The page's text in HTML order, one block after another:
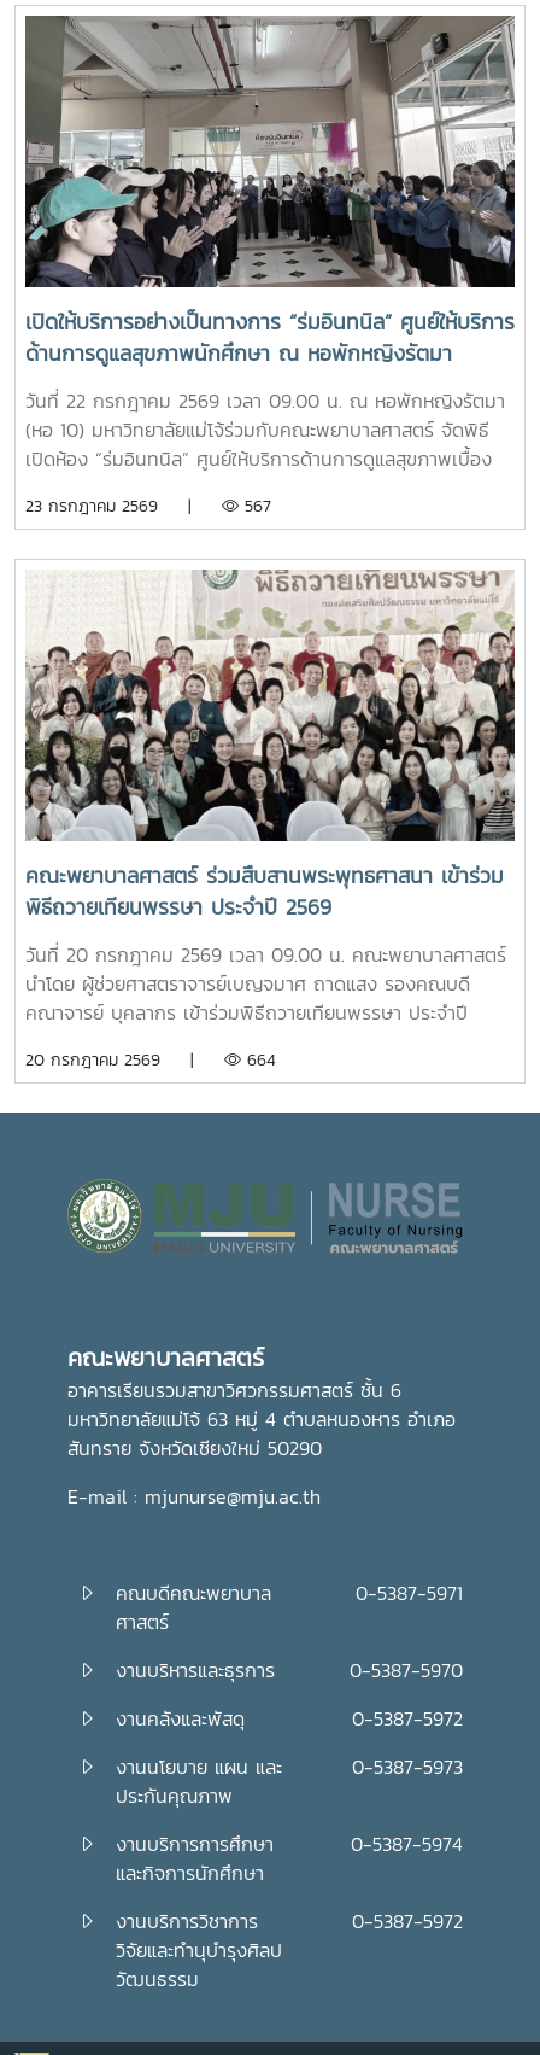
แรงบันดาลใจแก่นักเรียนในการก้าวสู่การเป็นบุคลากรทางการ
พยาบาลในอนาคตต่อไป
วิถีใหม่ (11701001)ในการนี้ รองศาสตราจารย์ ดร.เทพ พงษ์พา
นิช นายกสภามหาวิทยาลัยแม่โจ้ พร้อมด้วย นายพงษ์พิพัฒน์
ราชจันทร์ หัวหน้างานพัฒนานักศึกษาและศิษย์เก่าสัมพันธ์ ใน
ฐานะอาจารย์ประจำรายวิชา ร่วมให้ความรู้เกี่ยวกับประวัติความ
เป็นมา ปรัชญา และอัตลักษณ์ของมหาวิทยาลัยแม่โจ้ เพื่อสร้าง
ความเข้าใจและความผูกพันต่อสถาบันโอกาสนี้ รองศาสตราจารย์
ดร.เทพ พงษ์พานิช ได้เน้นย้ำให้นักศึกษาเรียนรู้รากเหง้าความ
เป็นแม่โจ้ มีความภาคภูมิใจในสถาบัน มีพลังใจในการศึกษา ยึด
มั่นและดำเนินตามรอยคุณงามความดีของปูชนียบุคคล ประพฤติ
ตนเป็นคนดี มีความรับผิดชอบ ยึดถืออัตลักษณ์ของนักศึกษา
พยาบาลศาสตร์ มหาวิทยาลัยแม่โจ้ ที่ว่า “งามสง่า จิตอาสา
อดทน สู้งาน” เพื่อเติบโตเป็นบัณฑิตพยาบาลที่มีคุณภาพ เป็น
กำลังสำคัญของสังคมในอนาคตพร้อมกันนี้ นายนพกิจ แผ่พร
รักษาการหัวหน้างานหอพักนักศึกษา ได้บรรยายภาพรวมการ
ดำเนินงานของหอพักนักศึกษา พร้อมแนะนำระบบการดูแลและ
การใช้ชีวิตในรั้วมหาวิทยาลัย และ นายวิทชัย สุขเพราะนา หัวหน้า
การอนุรักษ์ศิลปวัฒนธรรม และกิจกรรมส่งเสริมคุณลักษณะอัน
พงษ์พานิช และนายพงษ์พิพัฒน์ ราชจันทร์ ได้นำนักศึกษาเยี่ยม
ชมเส้นทางและสถานที่สำคัญภายในมหาวิทยาลัย อาทิ อนุสาวรีย์
คุณพระช่วงเกษตรศิลปการ เพื่อให้นักศึกษาได้เรียนรู้ประวัติและ
คุณูปการของปูชนียบุคคลผู้มีความสำคัญต่อมหาวิทยาลัย คุณค่า
ทางประวัติศาสตร์และจิตวิญญาณของสถาบันและช่วงบ่าย คณะ
นักศึกษาได้เข้าเยี่ยมชมสำนักฟาร์มมหาวิทยาลัย และสำนักวิจัย
และส่งเสริมวิชาการการเกษตร โดยมี นางสาววัชรินทร์ จันท
วรรณ ให้การต้อนรับ พร้อมบรรยายให้ความรู้เกี่ยวกับการผลิต
และการพัฒนาผลิตภัณฑ์กัญชงเพื่อสุขภาพ รวมทั้งนำเยี่ยมชม
แปลงกัญชง เพื่อเปิดมุมมองด้านงานวิจัยและนวัตกรรมทางการ
เกษตรของมหาวิทยาลัย จากนั้น นักศึกษาได้เดินทางไปศึกษา
แหล่งเรียนรู้อ่างเก็บน้ำห้วยโจ้ พร้อมนั่งรถเยี่ยมชมบริเวณรอบ
คณะและหน่วยงานที่ตั้งอยู่นอกพื้นที่หลักของมหาวิทยาลัย ได้แก่
คณะสัตวศาสตร์และเทคโนโลยี และวิทยาลัยพลังงาน เพื่อเรียนรู้
ศักยภาพและความหลากหลายของศาสตร์ที่มหาวิทยาลัยแม่โจ้เปิด
การเรียนการสอน กิจกรรมตามโครงการดังกล่าว นับว่าเป็นการ
ส่งเสริมการเรียนรู้นอกห้องเรียน สร้างเครือข่ายความร่วมมือ
ระหว่างหน่วยงาน พัฒนาทักษะการคิดวิเคราะห์ การแก้ไขปัญหา
ตลอดจนการปรับตัวในรั้วมหาวิทยาลัย อันเป็นรากฐานสำคัญใน
การก้าวสู่การเป็นวิชาชีพพยาบาลที่มีคุณธรรมและจริยธรรมต่อไป
เปิดให้บริการอย่างเป็นทางการ “ร่มอินทนิล” ศูนย์ให้บริการ
ด้านการดูแลสุขภาพนักศึกษา ณ หอพักหญิงรัตมา
วันที่ 22 กรกฎาคม 2569 เวลา 09.00 น. ณ หอพักหญิงรัตมา
(หอ 10) มหาวิทยาลัยแม่โจ้ร่วมกับคณะพยาบาลศาสตร์ จัดพิธี
เปิดห้อง “ร่มอินทนิล” ศูนย์ให้บริการด้านการดูแลสุขภาพเบื้อง
ดร.เทพ พงษ์พานิช นายกสภามหาวิทยาลัยแม่โจ้ เป็นประธานใน
ศาสตร์ และนักศึกษา เข้าร่วมอย่างพร้อมเพรียงห้อง “ร่ม
อินทนิล” เกิดขึ้นจากความร่วมมือระหว่างมหาวิทยาลัยแม่โจ้และ
คณะพยาบาลศาสตร์ เพื่อเป็นศูนย์ให้บริการด้านการดูแลสุขภาพ
เบื้องต้น การให้คำปรึกษา แนะนำด้านสุขภาพกายและสุขภาพใจ
แก่นักศึกษา เพื่อให้นักศึกษาได้รับการดูแลอย่างทั่วถึง มีสุขภาวะ
ที่ดีทั้งด้านร่างกายและจิตใจ อันจะนำไปสู่การส่งเสริมคุณภาพ
ชีวิต ความปลอดภัย และสวัสดิภาพการใช้ชีวิตภายในมหาวิทยาลัย
โดยจะเปิดให้บริการทุกวัน ตั้งแต่เวลา 17.00-20.00 น.นอกจากนี้
ห้อง “ร่มอินทนิล” ยังเป็นพื้นที่แห่งการเรียนรู้และฝึกปฏิบัติ
วิชาชีพของนักศึกษาพยาบาล ภายใต้การกำกับดูแลของ
คณาจารย์และบุคลากรผู้เชี่ยวชาญ เพื่อให้นักศึกษาได้พัฒนา
ทักษะการดูแลผู้รับบริการจากสถานการณ์จริง ควบคู่ไปกับการ
สร้างประโยชน์แก่สังคมภายในมหาวิทยาลัยอย่างไรก็ตาม การเปิด
ให้บริการห้อง “ร่มอินทนิล” ในครั้งนี้ นับว่าเป็นก้าวสำคัญของ
มหาวิทยาลัย ในการพัฒนาระบบการดูแลสุขภาพของนักศึกษา
อย่างเป็นรูปธรรม สะท้อนถึงความมุ่งมั่นในการสร้างสภาพ
ดีของนักศึกษาอย่างรอบด้าน
23 กรกฎาคม 2569 | 567
คณะพยาบาลศาสตร์ ร่วมสืบสานพระพุทธศาสนา เข้าร่วม
พิธีถวายเทียนพรรษา ประจำปี 2569
วันที่ 20 กรกฎาคม 2569 เวลา 09.00 น. คณะพยาบาลศาสตร์
นำโดย ผู้ช่วยศาสตราจารย์เบญจมาศ ถาดแสง รองคณบดี
คณาจารย์ บุคลากร เข้าร่วมพิธีถวายเทียนพรรษา ประจำปี
ประธานในพิธี ณ อาคารแผ่พืชน์ มหาวิทยาลัยแม่โจ้ผู้เข้าร่วมพิธี
อีกทั้งยังเป็นการส่งเสริมการอนุรักษ์ศิลปวัฒนธรรมและปลูกฝัง
คุณธรรม จริยธรรม ตลอดจนสร้างความเป็นสิริมงคลแก่ชีวิต
คณะพยาบาลศาสตร์ มุ่งมั่น ส่งเสริมให้บุคลากรมีส่วนร่วมในการ
ต่อไปอย่างไรก็ตาม พิธีถวายเทียนพรรษาในครั้งนี้ จัดโดย กอง
ส่งเสริมศิลปวัฒนธรรม มหาวิทยาลัยแม่โจ้
20 กรกฎาคม 2569 | 664
คณะพยาบาลศาสตร์
อาคารเรียนรวมสาขาวิศวกรรมศาสตร์ ชั้น 6
มหาวิทยาลัยแม่โจ้ 63 หมู่ 4 ตำบลหนองหาร อำเภอ
สันทราย จังหวัดเชียงใหม่ 50290
E-mail : mjunurse@mju.ac.th
คณบดีคณะพยาบาล
ศาสตร์
0-5387-5971
งานบริหารและธุรการ
0-5387-5970
งานคลังและพัสดุ
0-5387-5972
งานนโยบาย แผน และ
ประกันคุณภาพ
0-5387-5973
งานบริการการศึกษา
และกิจการนักศึกษา
0-5387-5974
งานบริการวิชาการ
วิจัยและทำนุบำรุงศิลป
วัฒนธรรม
0-5387-5972